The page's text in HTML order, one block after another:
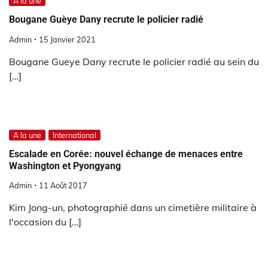
Bougane Guèye Dany recrute le policier radié
Admin 15 Janvier 2021
Bougane Gueye Dany recrute le policier radié au sein du
[…]
A la une International
Escalade en Corée: nouvel échange de menaces entre
Washington et Pyongyang
Admin 11 Août 2017
Kim Jong-un, photographié dans un cimetière militaire à
l'occasion du […]